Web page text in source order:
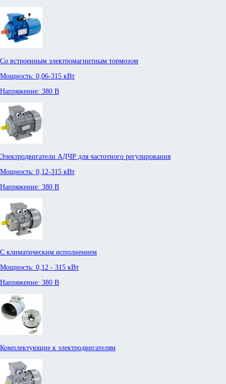
Со встроенным электромагнитным тормозом
Мощность: 0,06-315 кВт
Напряжение: 380 В
Электродвигатели АДЧР для частотного регулирования
Мощность: 0,12-315 кВт
Напряжение: 380 В
С климатическим исполнением
Мощность: 0,12 - 315 кВт
Напряжение: 380 В
Комплектующие к электродвигателям